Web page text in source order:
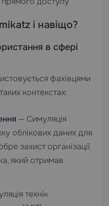
і навіщо?
в сфері
фахівцями
контекстах:
— Симуляція
облікових даних для
захист організації
який отримав
технік